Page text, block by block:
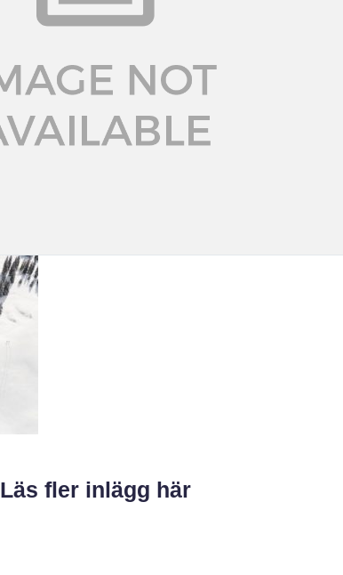
Läs fler inlägg här